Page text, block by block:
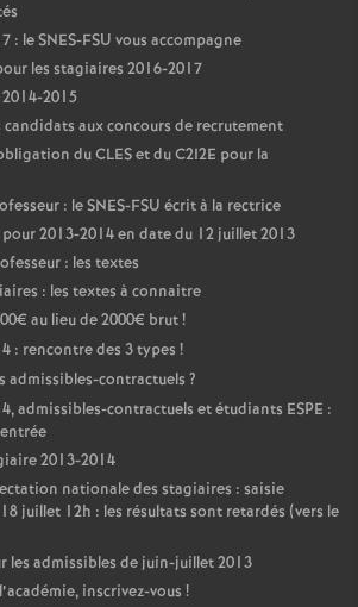
: le SNES-FSU vous accompagne
les stagiaires 2016-2017
2015
aux concours de recrutement
du CLES et du C2I2E pour la
: le SNES-FSU écrit à la rectrice
2013-2014 en date du 12 juillet 2013
: les textes
: les textes à connaitre
au lieu de 2000€ brut!
: rencontre des 3 types !
admissibles-contractuels ?
admissibles-contractuels et étudiants ESPE :
2013-2014
nationale des stagiaires : saisie
juillet 12h : les résultats sont retardés (vers le
les admissibles de juin-juillet 2013
inscrivez-vous !